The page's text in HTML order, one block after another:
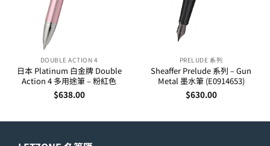
DOUBLE ACTION 4
日本 Platinum 白金牌 Double
Action 4 多用途筆 – 粉紅色
$638.00
PRELUDE 系列
Sheaffer Prelude 系列 – Gun
Metal 墨水筆 (E0914653)
$630.00